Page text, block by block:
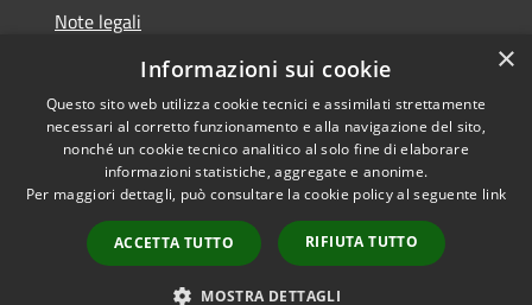
Note legali
Dichiarazione di accessibilità
Accessibilità
Copyright © 2026 • Comune di
Presezzo • Powered by
Municipium•
Accesso
redazione
×
Informazioni sui cookie
Questo sito web utilizza cookie tecnici e assimilati strettamente
necessari al corretto funzionamento e alla navigazione del sito,
nonché un cookie tecnico analitico al solo fine di elaborare
informazioni statistiche, aggregate e anonime.
Per maggiori dettagli, può consultare la cookie policy al seguente link
ACCETTA TUTTO RIFIUTA TUTTO
MOSTRA DETTAGLI